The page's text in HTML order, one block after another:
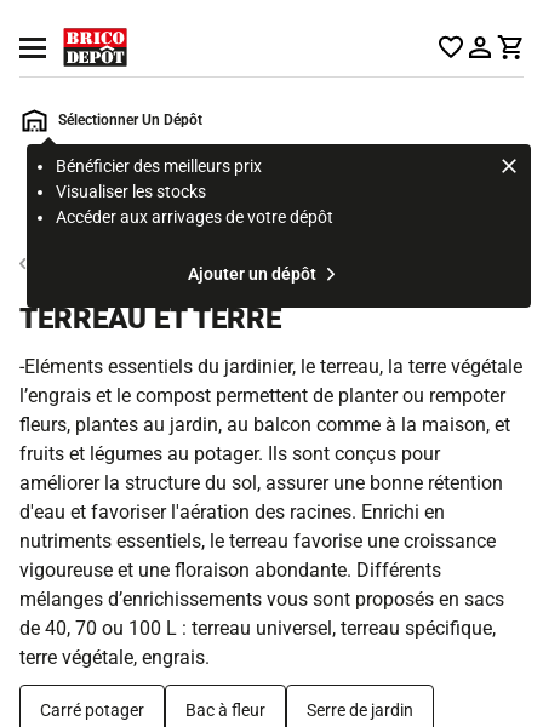
Ouvrir le menu
Sélectionner Un Dépôt
Bénéficier des meilleurs prix
Visualiser les stocks
Accéder aux arrivages de votre dépôt
Ajouter un dépôt
Rechercher
page
TERREAU ET TERRE
-Eléments essentiels du jardinier, le terreau, la terre végétale
l’engrais et le compost permettent de planter ou rempoter
fleurs, plantes au jardin, au balcon comme à la maison, et
fruits et légumes au potager. Ils sont conçus pour
améliorer la structure du sol, assurer une bonne rétention
d'eau et favoriser l'aération des racines. Enrichi en
nutriments essentiels, le terreau favorise une croissance
vigoureuse et une floraison abondante. Différents
mélanges d’enrichissements vous sont proposés en sacs
de 40, 70 ou 100 L : terreau universel, terreau spécifique,
terre végétale, engrais.
Carré potager Bac à fleur Serre de jardin